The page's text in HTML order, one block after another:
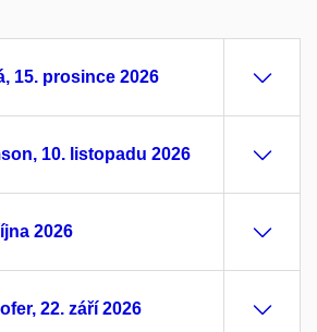
15. prosince 2026
10. listopadu 2026
2026
22. září 2026